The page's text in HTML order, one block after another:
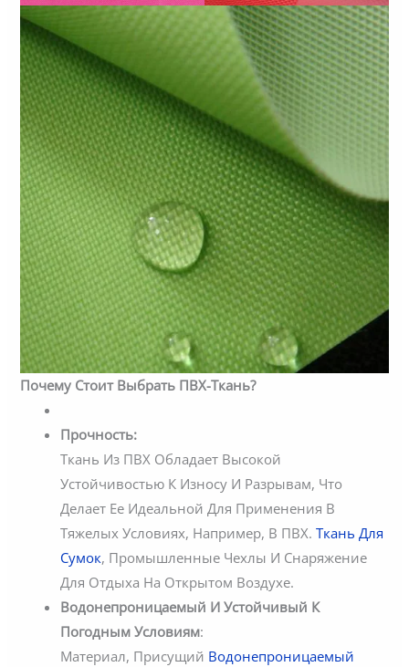
Почему Стоит Выбрать ПВХ-Ткань?
Прочность:
Ткань Из ПВХ Обладает Высокой
Устойчивостью К Износу И Разрывам, Что
Делает Ее Идеальной Для Применения В
Тяжелых Условиях, Например, В ПВХ. Ткань Для
Сумок, Промышленные Чехлы И Снаряжение
Для Отдыха На Открытом Воздухе.
Водонепроницаемый И Устойчивый К
Погодным Условиям:
Материал, Присущий Водонепроницаемый